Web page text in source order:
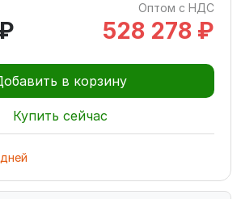
Оптом с НДС
528 278 ₽
в корзину
Купить сейчас
дней